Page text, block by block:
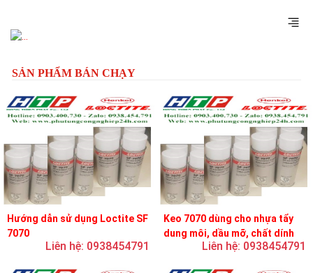
SẢN PHẨM BÁN CHẠY
Hướng dẫn sử dụng Loctite SF
7070
Liên hệ: 0938454791
Keo 7070 dùng cho nhựa tẩy
dung môi, dầu mỡ, chất dính
và chất bôi trơnLiên hệ: 0938454791